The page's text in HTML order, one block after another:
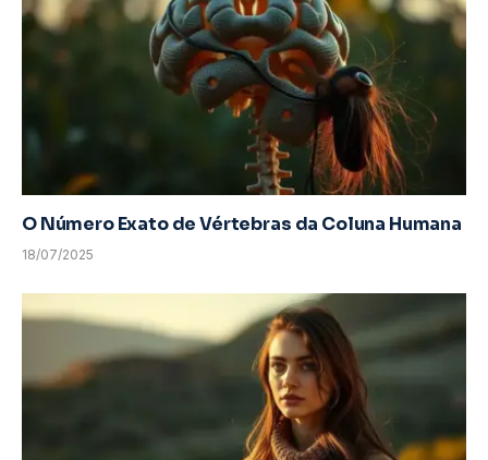
O Número Exato de Vértebras da Coluna Humana
18/07/2025